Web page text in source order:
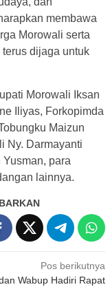
membawa
Morowali serta
dijaga untuk
Morowali Iksan
Iliyas, Forkopimda
Maizun
Ny. Darmayanti
para
lainnya.
Pos berikutnya
Wabup Hadiri Rapat